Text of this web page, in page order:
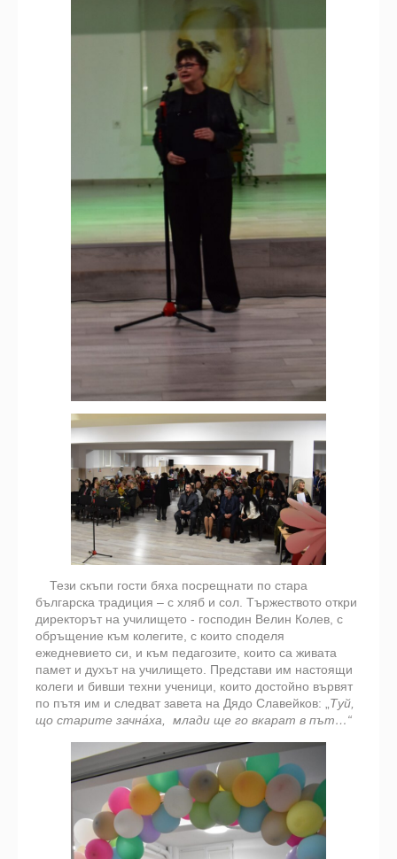
Тези скъпи гости бяха посрещнати по стара
българска традиция – с хляб и сол. Тържеството откри
директорът на училището - господин Велин Колев, с
обръщение към колегите, с които споделя
ежедневието си, и към педагозите, които са живата
памет и духът на училището. Представи им настоящи
колеги и бивши техни ученици, които достойно вървят
по пътя им и следват завета на Дядо Славейков: „ Туй,
що старите зачна́ха, млади ще го вкарат в път…“